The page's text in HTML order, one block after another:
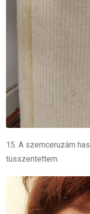
15. A szemceruzám
tüsszentettem.